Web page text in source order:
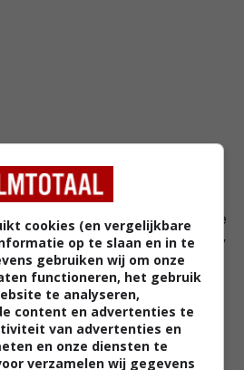
van de sleepboot Sea
Grote Oceaan in een zware
vlucht aan boord van de
Akademic Vladislav Volkov
verlaten nabij de Sea Star
al snel duidelijk dat er
Russische schip iets vreselijks
cookies (en vergelijkbare
op te slaan en in te
gebruiken wij om onze
functioneren, het gebruik
te analyseren,
content en advertenties te
van advertenties en
en onze diensten te
verzamelen wij gegevens